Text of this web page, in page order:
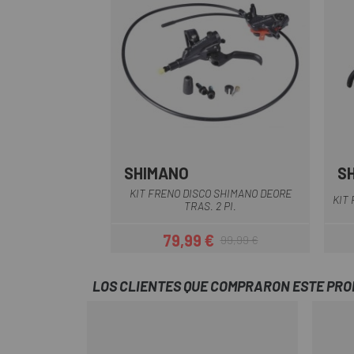
SHIMANO
KIT FRENO DISCO SHIMANO DEORE
TRAS. 2 PI.
Precio
79,99 €Precio regular
99,99 €
KIT
LOS CLIENTES QUE COMPRARON ESTE